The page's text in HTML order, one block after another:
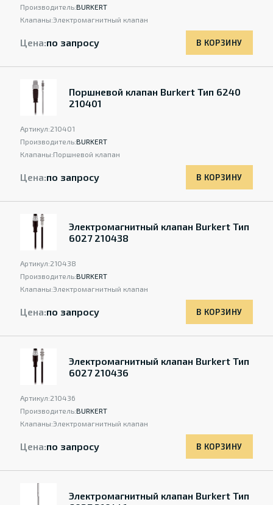
Производитель:BURKERT
Клапаны:Электромагнитный клапан
Цена:по запросу В КОРЗИНУ
Поршневой клапан Burkert Тип 6240
210401
Артикул:210401
Производитель:BURKERT
Клапаны:Поршневой клапан
Цена:по запросу В КОРЗИНУ
Электромагнитный клапан Burkert Тип
6027 210438
Артикул:210438
Производитель:BURKERT
Клапаны:Электромагнитный клапан
Цена:по запросу В КОРЗИНУ
Электромагнитный клапан Burkert Тип
6027 210436
Артикул:210436
Производитель:BURKERT
Клапаны:Электромагнитный клапан
Цена:по запросу В КОРЗИНУ
Электромагнитный клапан Burkert Тип